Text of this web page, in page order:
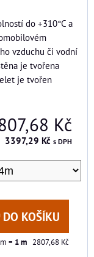
do +310°C a
vzduchu či vodní
je tvořena
je tvořen
Kč
3397,29 Kč s DPH
DO KOŠÍKU
= 1m 2807,68 Kč